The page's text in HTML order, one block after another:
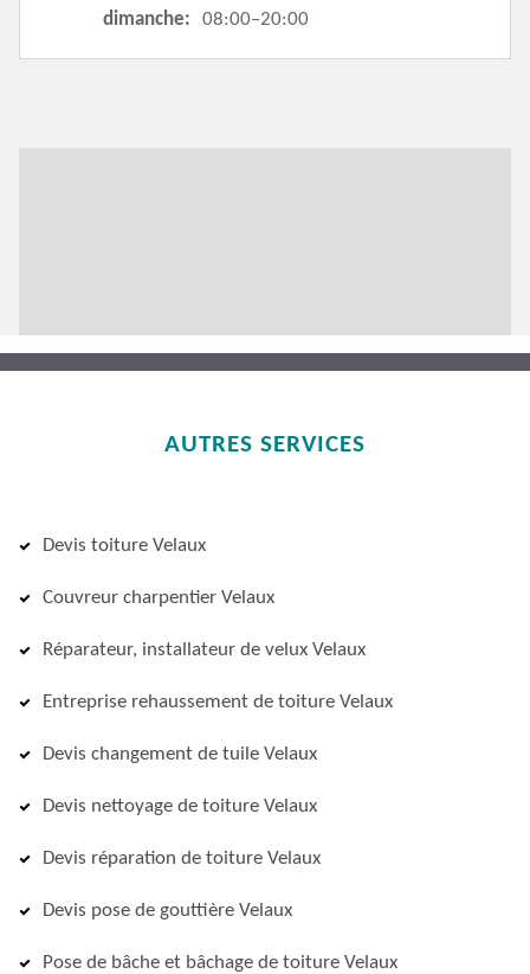
dimanche: 08:00–20:00
AUTRES SERVICES
Devis toiture Velaux
Couvreur charpentier Velaux
Réparateur, installateur de velux Velaux
Entreprise rehaussement de toiture Velaux
Devis changement de tuile Velaux
Devis nettoyage de toiture Velaux
Devis réparation de toiture Velaux
Devis pose de gouttière Velaux
Pose de bâche et bâchage de toiture Velaux